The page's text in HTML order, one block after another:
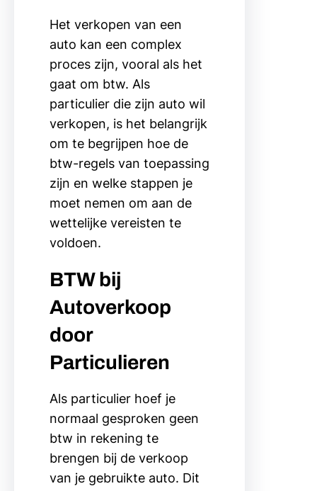
Het verkopen van een
auto kan een complex
proces zijn, vooral als het
gaat om btw. Als
particulier die zijn auto wil
verkopen, is het belangrijk
om te begrijpen hoe de
btw-regels van toepassing
zijn en welke stappen je
moet nemen om aan de
wettelijke vereisten te
voldoen.
BTW bij
Autoverkoop
door
Particulieren
Als particulier hoef je
normaal gesproken geen
btw in rekening te
brengen bij de verkoop
van je gebruikte auto. Dit